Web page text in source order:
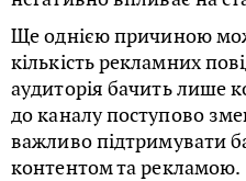
Ще однією причиною
кількість рекламних
аудиторія бачить лише
до каналу поступово
важливо підтримувати
контентом та рекламою.